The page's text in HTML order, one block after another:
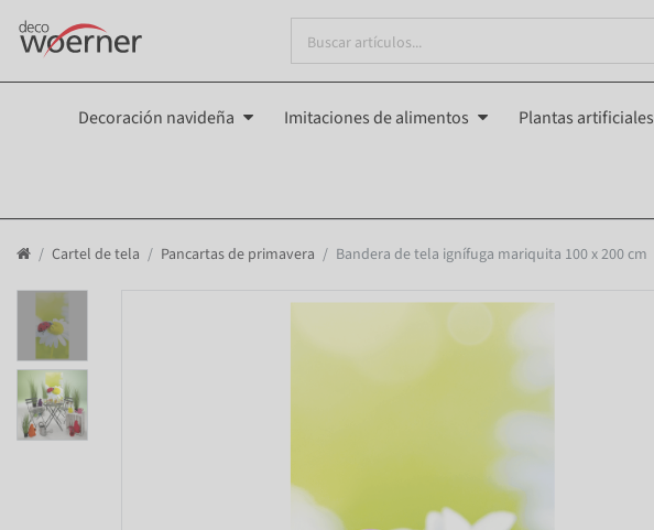
Decoración navideña Imitaciones de alimentos Plantas artificiales
Cartel de tela Pancartas de primavera Bandera de tela ignífuga mariquita 100 x 200 cm